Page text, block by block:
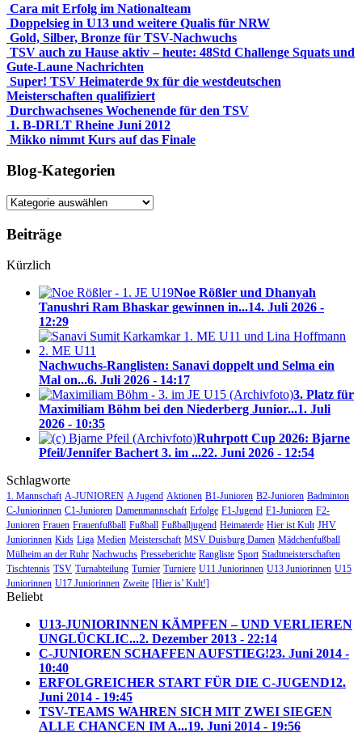
Cara mit Erfolg im Nationalteam
Doppelsieg in U13 und weitere Qualis für NRW
Gold, Silber, Bronze für TSV-Nachwuchs
TSV auch zu Hause aktiv – heute: 48Std Challenge Squats und
Gute-Laune Nachrichten
Super! TSV Heimaterde 9x für die westdeutschen
Meisterschaften qualifiziert
Durchwachsenes Wochenende für den TSV
1. B-DRLT Rheine Juni 2012
Mikko nimmt Kurs auf das Finale
Blog-Kategorien
Blog-
Beiträge
Kürzlich
Noe Rößler und Dhanyah
Tanushri Ram Bhaskar gewinnen in...14. Juli 2026 -
12:29
Nachwuchs-Ranglisten: Sanavi doppelt und Selma ein
Mal on...6. Juli 2026 - 14:17
3. Platz für
Maximiliam Böhm bei den Niederberg Junior...1. Juli
2026 - 10:35
Ruhrpott Cup 2026: Bjarne
Pfeil/Jennifer Bachert 3. im ...22. Juni 2026 - 12:54
Schlagworte
1. Mannschaft A-JUNIOREN A Jugend Aktionen B1-Junioren B2-Junioren Badminton
C-Juniorinnen C1-Junioren Damenmannschaft Erfolge F1-Jugend F1-Junioren F2-
Junioren Frauen Frauenfußball Fußball Fußballjugend Heimaterde Hier ist Kult JHV
Juniorinnen Kids Liga Medien Meisterschaft MSV Duisburg Damen Mädchenfußball
Mülheim an der Ruhr Nachwuchs Presseberichte Rangliste Sport Stadtmeisterschaften
Tischtennis TSV Turnabteilung Turnier Turniere U11 Juniorinnen U13 Juniorinnen U15
Juniorinnen U17 Juniorinnen Zweite [Hier is’ Kult!]
Beliebt
U13-JUNIORINNEN KÄMPFEN – UND VERLIEREN
UNGLÜCKLIC...2. Dezember 2013 - 22:14
C-JUNIOREN SCHAFFEN AUFSTIEG!23. Juni 2014 -
10:40
ERFOLGREICHER START FÜR DIE C-JUGEND12.
Juni 2014 - 19:45
TSV-TEAMS WAHREN SICH MIT ZWEI SIEGEN
ALLE CHANCEN IM A...19. Juni 2014 - 19:56